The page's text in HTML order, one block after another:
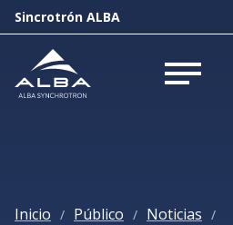
Sincrotrón ALBA
Abrir
Inicio / Público / Noticias /